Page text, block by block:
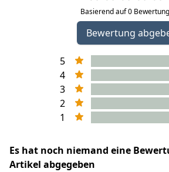
Basierend auf 0
Bewertung
5
4
3
2
1
Es hat noch niemand eine
Artikel abgegeben